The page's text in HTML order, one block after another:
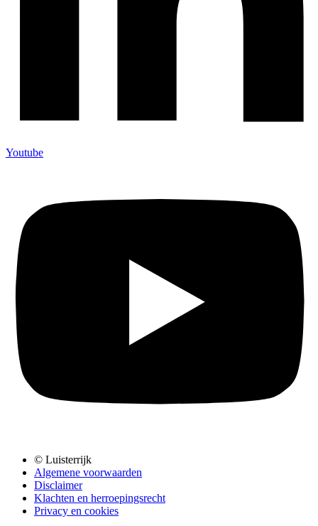
Youtube
© Luisterrijk
Algemene voorwaarden
Disclaimer
Klachten en herroepingsrecht
Privacy en cookies